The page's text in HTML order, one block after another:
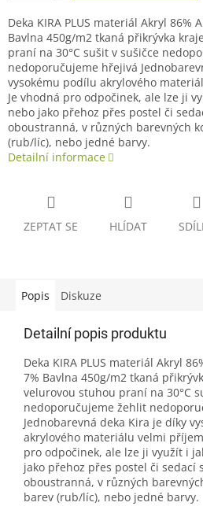
Deka KIRA PLUS materiál Akryl 86%
Bavlna 450g/m2 tkaná přikrývka
praní na 30°C sušit v sušičce
nedoporučujeme hřejivá
vysokému podílu akrylového
Je vhodná pro odpočinek, ale lze ji
nebo jako přehoz přes postel či
oboustranná, v různých barevných
(rub/líc), nebo jedné barvy.
Detailní informace
ZEPTAT SE HLÍDAT
Popis Diskuze
Detailní popis produktu
Deka KIRA PLUS materiál Akryl
7% Bavlna 450g/m2 tkaná
velurovou stuhou praní na 30°C
nedoporučujeme žehlit
Jednobarevná deka Kira je díky
akrylového materiálu velmi
pro odpočinek, ale lze ji využít i
jako přehoz přes postel či sedací
oboustranná, v různých
barev (rub/líc), nebo jedné barvy.